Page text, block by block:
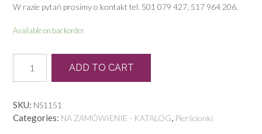
W razie pytań prosimy o kontakt tel. 501 079 427, 517 964 206.
Available on backorder
0018
quantity
ADD TO CART
SKU: NS1151
Categories: NA ZAMÓWIENIE - KATALOG, Pierścionki